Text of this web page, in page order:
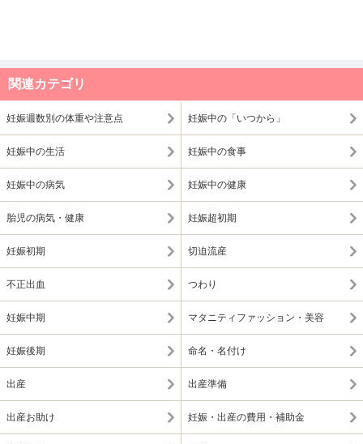
関連カテゴリ
妊娠週数別の体重や注意点 妊娠中の「いつから」
妊娠中の生活 妊娠中の食事
妊娠中の病気 妊娠中の健康
胎児の病気・健康 妊娠超初期
妊娠初期 切迫流産
不正出血 つわり
妊娠中期 マタニティファッション・美容
妊娠後期 命名・名付け
出産 出産準備
出産お助け 妊娠・出産の費用・補助金